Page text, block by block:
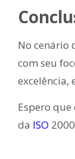
No cenário
com seu
excelência,
Espero
da ISO